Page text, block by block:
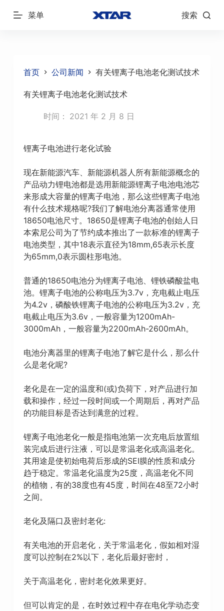
跳
菜单 搜索
首页 公司新闻 有关锂离子电池老化测试技术
有关锂离子电池老化测试技术
时间： 2021 年 2 月 8 日
锂离子电池进行老化试验
现在新能源汽车、新能源机器人所有新能源概念的
产品动力锂电池都是选用新能源锂离子电池电池芯
来形成大容量的锂离子电池，那么这些锂离子电池
有什么技术规格呢?我们了解电池分离器通常使用
18650电池尺寸。18650是锂离子电池的创始人日
本索尼公司为了节约成本推出了一款标准的锂离子
电池类型，其中18表示直径为18mm,65表示长度
为65mm,0表示圆柱形电池。
普通的18650电池分为锂离子电池、锂铁磷酸盐电
池。锂离子电池的公称电压为3.7v，充电截止电压
为4.2v，磷酸铁锂离子电池的公称电压为3.2v，充
电截止电压为3.6v，一般容量为1200mAh-
3000mAh，一般容量为2200mAh-2600mAh。
电池分离器里的锂离子电池了解它是什么，那么什
么是老化呢?
老化是在一定的温度和(或)负荷下，对产品进行加
载和操作，经过一段时间或一个周期后，再对产品
的功能目标是否达到满意的过程。
锂离子电池老化一般是指电池第一次充电后放置组
装完成后进行注液，可以是常温老化或高温老化。
其用途是使初始电荷后形成的SEI膜的性质和成分
趋于稳定。常温老化温度为25度，高温老化不同
的植物，有的38度也有45度，时间在48至72小时
之间。
老化及隔口及密封老化:
有关电池的开启老化，关于常温老化，假如相对湿
度可以控制在2%以下，老化后最好密封，
关于高温老化，密封老化效果更好。
但可以肯定的是，在时效过程中存在电化学动态变